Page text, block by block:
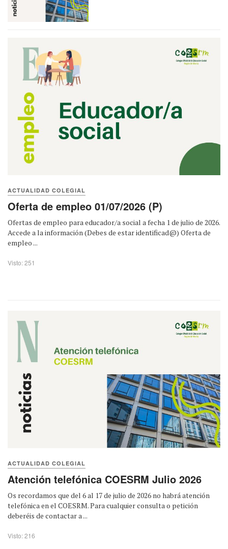
ACTUALIDAD COLEGIAL
Oferta de empleo 01/07/2026 (P)
Ofertas de empleo para educador/a social a fecha 1 de julio de 2026.
Accede a la información (Debes de estar identificad@) Oferta de
empleo ...
Visto: 251
ACTUALIDAD COLEGIAL
Atención telefónica COESRM Julio 2026
Os recordamos que del 6 al 17 de julio de 2026 no habrá atención
telefónica en el COESRM. Para cualquier consulta o petición
deberéis de contactar a ...
Visto: 216